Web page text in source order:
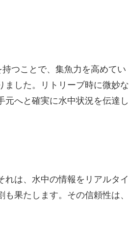
つことで、集魚力を高めてい
ました。リトリーブ時に微妙な
元へと確実に水中状況を伝達し
れは、水中の情報をリアルタイ
果たします。その信頼性は、